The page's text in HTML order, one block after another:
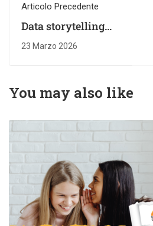
Articolo Precedente
Data storytelling
nel 2026: la guida
per influenzare le
23 Marzo 2026
You may also like